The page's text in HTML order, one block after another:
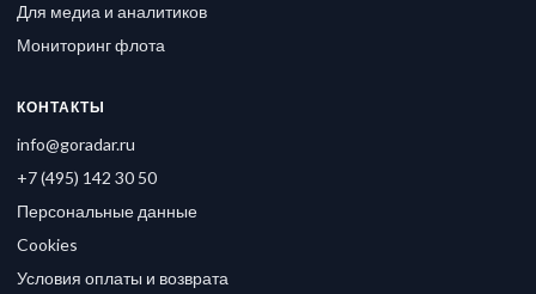
Для медиа и аналитиков
Мониторинг флота
КОНТАКТЫ
info@goradar.ru
+7 (495) 142 30 50
Персональные данные
Cookies
Условия оплаты и возврата